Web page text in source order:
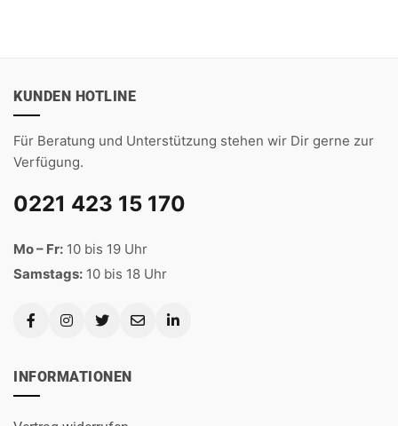
KUNDEN HOTLINE
Für Beratung und Unterstützung stehen wir Dir gerne zur
Verfügung.
0221 423 15 170
Mo – Fr: 10 bis 19 Uhr
Samstags: 10 bis 18 Uhr
INFORMATIONEN